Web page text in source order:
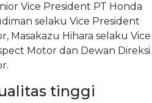
Vice President PT Honda
selaku Vice President
Masakazu Hihara selaku Vice
Motor dan Dewan Direksi
tinggi